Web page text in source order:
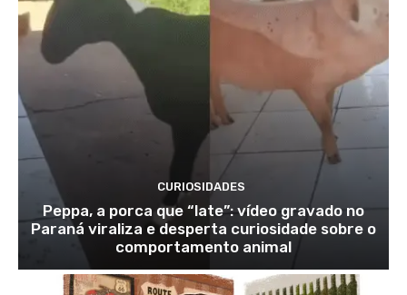
CURIOSIDADES
Peppa, a porca que “late”: vídeo gravado no
Paraná viraliza e desperta curiosidade sobre o
comportamento animal